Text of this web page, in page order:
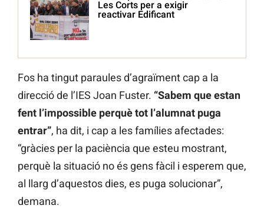
Les Corts per a exigir
reactivar Edificant
Fos ha tingut paraules d’agraïment cap a la
direcció de l’IES Joan Fuster. “Sabem que estan
fent l’impossible perquè tot l’alumnat puga
entrar”, ha dit, i cap a les famílies afectades:
“gràcies per la paciència que esteu mostrant,
perquè la situació no és gens fàcil i esperem que,
al llarg d’aquestos dies, es puga solucionar”,
demana.